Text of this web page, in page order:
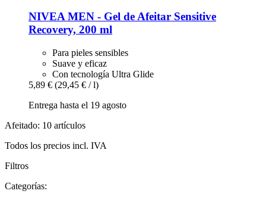
NIVEA MEN -​ Gel de Afeitar Sensitive
Recovery, 200 ml
Para pieles sensibles
Suave y eficaz
Con tecnología Ultra Glide
5,89 € (29,45 € / l)
Entrega hasta el 19 agosto
Afeitado: 10 artículos
Todos los precios incl. IVA
Filtros
Categorías: